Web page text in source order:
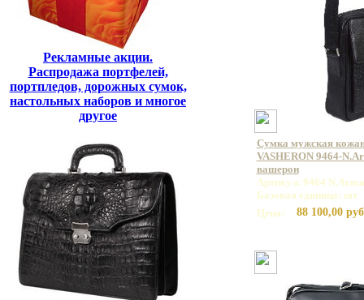
Рекламные акции.
Распродажа портфелей,
портпледов, дорожных сумок,
настольных наборов и многое
другое
Сумка мужская
VASHERON 9464-
вашерон
Артикул: 9464
Базовая единица: шт
Цена:
88 100,00